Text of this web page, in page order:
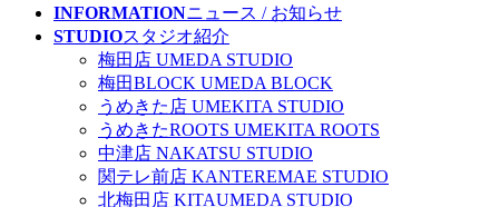
INFORMATIONニュース / お知らせ
STUDIOスタジオ紹介
梅田店 UMEDA STUDIO
梅田BLOCK UMEDA BLOCK
うめきた店 UMEKITA STUDIO
うめきたROOTS UMEKITA ROOTS
中津店 NAKATSU STUDIO
関テレ前店 KANTEREMAE STUDIO
北梅田店 KITAUMEDA STUDIO